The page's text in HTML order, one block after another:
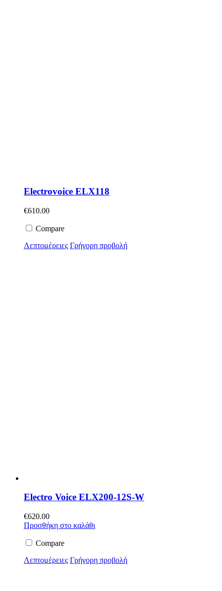
Electrovoice ELX118
€610.00
Compare
Λεπτομέρειες Γρήγορη προβολή
Electro Voice ELX200-12S-W
€620.00
Προσθήκη στο καλάθι
Compare
Λεπτομέρειες Γρήγορη προβολή